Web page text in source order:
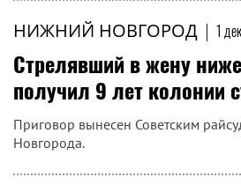
НИЖНИЙ НОВГОРОД | 1
Стрелявший в жену
получил 9 лет колонии
Приговор вынесен Советским
Новгорода.